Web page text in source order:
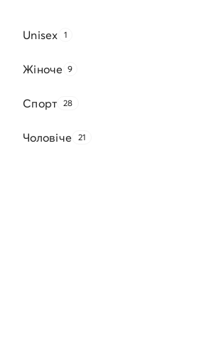
Unisex 1
Жіноче 9
Спорт 28
Чоловічe 21